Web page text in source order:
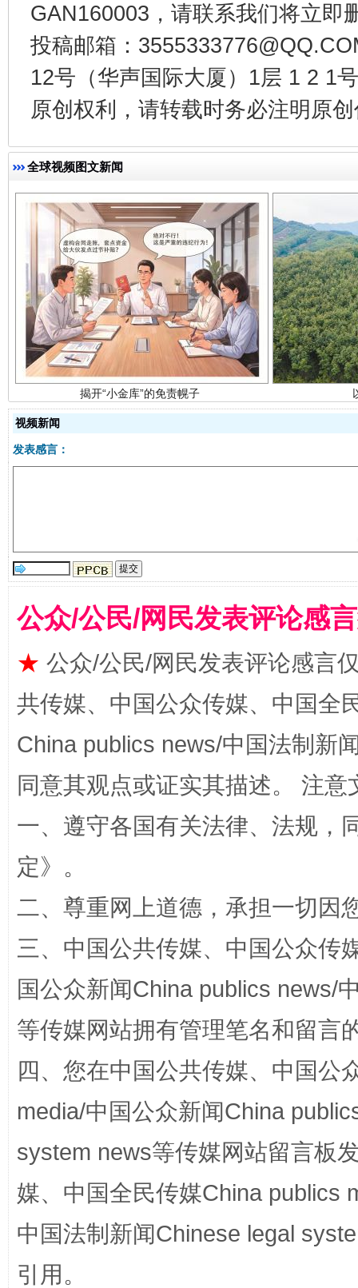
GAN160003，请联系我们将立即
投稿邮箱：
12号（华声国际大厦）1层 1 2 1
原创权利，请转载时务必注明原
全球视频图文新闻
揭开“小金库”的免责幌子
阿坝州三大球赛在茂县开幕 规模
国家大学科技园优化重塑工作
视频新闻
发表感言：
公众/公民/网民发表评论感
★ 公众/公民/网民发表评论感言
共传媒、中国公众传媒、中国全
China publics news/中国法制新
同意其观点或证实其描述。 注
一、遵守各国有关法律、法规，
定》。
二、尊重网上道德，承担一切因
三、中国公共传媒、中国公众传
国公众新闻China publics news/
等传媒网站拥有管理笔名和留言
四、您在中国公共传媒、中国公
media/中国公众新闻China
system news等传媒网站留言板
媒、中国全民传媒China publics
中国法制新闻Chinese legal
引用。